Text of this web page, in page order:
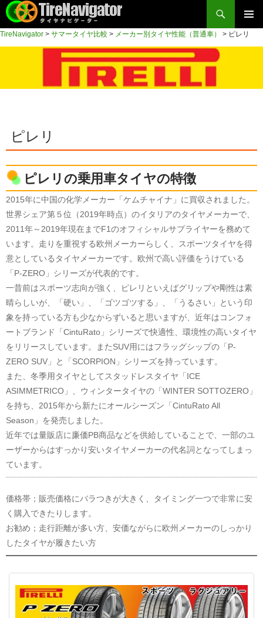
TireNavigator
検
索
メイン
コ
ン
ッ
TireNavigator > サマータイヤ比較 > メーカー別タイヤ性能（普通車） > ピレリ
ピレリ
ピレリの乗用車タイヤの特徴
2015年に中国の化学メーカー「ケムチャイナ」に買収されました。
世界シェア第５位（2019年時点）のイタリアのタイヤメーカーで、
2011年～2019年現在までF1のオフィシャルサプライヤーを務めて
います。走りを重視する欧州メーカーらしく、スポーツタイヤを得
意としているタイヤメーカーです。欧州で高い評価をうけている
「P-ZERO」シリーズが代表的です。
一昔前はスポーツ志向が強く、ピレリといえばグリップや剛性は素
晴らしいが、「硬い」、「ゴツゴツする」、「うるさい」という印
象を持っている方も少なからずいると思いますが、近年はコンフォ
ートブランド「CintuRato」シリーズで快適性、環境性の高いタイヤ
をリリースしています。またSUV用にはフラッグシップの「P-
ZERO SUV」と「SCORPION」シリーズを持っています。
また、冬季用タイヤとしてスタッドレスタイヤ「ICE
ASIMMETRICO」、ウィンタータイヤの「WINTER SOTTOZERO」
を持ち、2015年から新たにオールシーズン「CintuRato All
Season」を発売しました。
近年では量販店に廉価PB商品などを供給していることで、一部のユ
ーザーからはすっかり安いタイヤメーカーの代名詞となってしまっ
ています。
価格帯；販売価格にバラつきが大きく、タイミング一つで非常に安
く購入できたりします。
お勧め；走行距離が多い方、安価ながらに欧州メーカーのしっかり
したタイヤが履きたい方